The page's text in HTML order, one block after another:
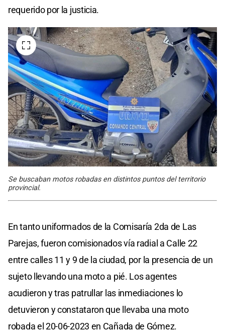
requerido por la justicia.
Se buscaban motos robadas en distintos puntos del territorio
provincial.
En tanto uniformados de la Comisaría 2da de Las
Parejas, fueron comisionados vía radial a Calle 22
entre calles 11 y 9 de la ciudad, por la presencia de un
sujeto llevando una moto a pié. Los agentes
acudieron y tras patrullar las inmediaciones lo
detuvieron y constataron que llevaba una moto
robada el 20-06-2023 en Cañada de Gómez.